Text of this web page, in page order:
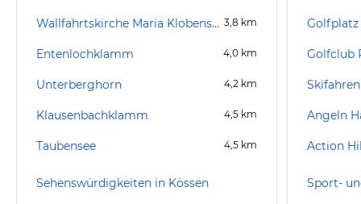
Wallfahrtskirche Maria Klobenstein 3,8 km
Entenlochklamm 4,0 km
Unterberghorn 4,2 km
Klausenbachklamm 4,5 km
Taubensee 4,5 km
Sehenswürdigkeiten in Kössen
Golfclub
Skifahren
Angeln
Action
Sport-